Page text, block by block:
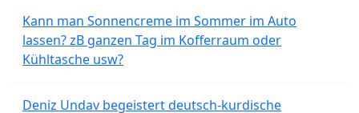
Kann man Sonnencreme im Sommer im Auto
lassen? zB ganzen Tag im Kofferraum oder
Kühltasche usw?
Deniz Undav begeistert deutsch-kurdische